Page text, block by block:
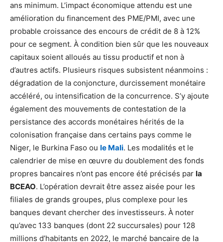
ans minimum. L’impact économique attendu est une
amélioration du financement des PME/PMI, avec une
probable croissance des encours de crédit de 8 à 12%
pour ce segment. À condition bien sûr que les nouveaux
capitaux soient alloués au tissu productif et non à
d’autres actifs. Plusieurs risques subsistent néanmoins :
dégradation de la conjoncture, durcissement monétaire
accéléré, ou intensification de la concurrence. S’y ajoute
également des mouvements de contestation de la
persistance des accords monétaires hérités de la
colonisation française dans certains pays comme le
Niger, le Burkina Faso ou le Mali. Les modalités et le
calendrier de mise en œuvre du doublement des fonds
propres bancaires n’ont pas encore été précisés par la
BCEAO. L’opération devrait être assez aisée pour les
filiales de grands groupes, plus complexe pour les
banques devant chercher des investisseurs. À noter
qu’avec 133 banques (dont 22 succursales) pour 128
millions d’habitants en 2022, le marché bancaire de la